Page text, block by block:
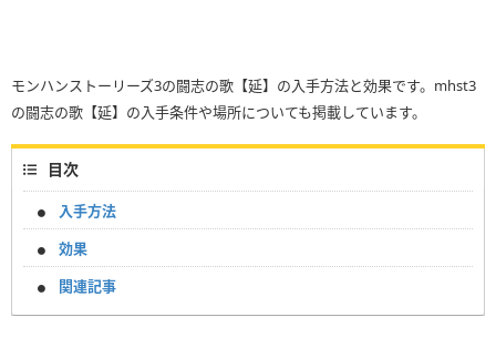
モンハンストーリーズ3の闘志の歌【延】の入手方法と効果です。mhst3
の闘志の歌【延】の入手条件や場所についても掲載しています。
目次
入手方法
効果
関連記事